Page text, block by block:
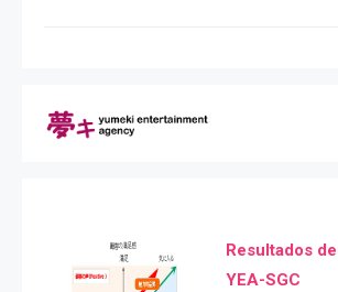
Resultados
YEA-SGC